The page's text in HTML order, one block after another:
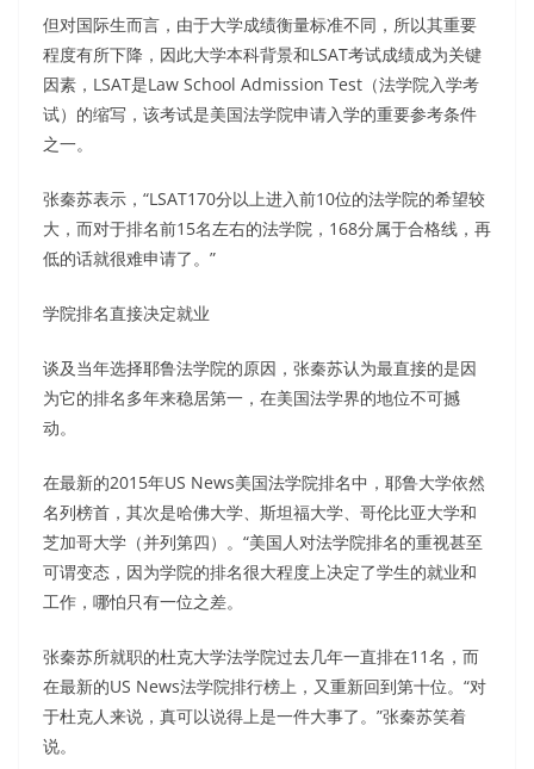
但对国际生而言，由于大学成绩衡量标准不同，所以其重要
程度有所下降，因此大学本科背景和LSAT考试成绩成为关键
因素，LSAT是Law School Admission Test（法学院入学考
试）的缩写，该考试是美国法学院申请入学的重要参考条件
之一。
张秦苏表示，“LSAT170分以上进入前10位的法学院的希望较
大，而对于排名前15名左右的法学院，168分属于合格线，再
低的话就很难申请了。”
学院排名直接决定就业
谈及当年选择耶鲁法学院的原因，张秦苏认为最直接的是因
为它的排名多年来稳居第一，在美国法学界的地位不可撼
动。
在最新的2015年US News美国法学院排名中，耶鲁大学依然
名列榜首，其次是哈佛大学、斯坦福大学、哥伦比亚大学和
芝加哥大学（并列第四）。“美国人对法学院排名的重视甚至
可谓变态，因为学院的排名很大程度上决定了学生的就业和
工作，哪怕只有一位之差。
张秦苏所就职的杜克大学法学院过去几年一直排在11名，而
在最新的US News法学院排行榜上，又重新回到第十位。“对
于杜克人来说，真可以说得上是一件大事了。”张秦苏笑着
说。